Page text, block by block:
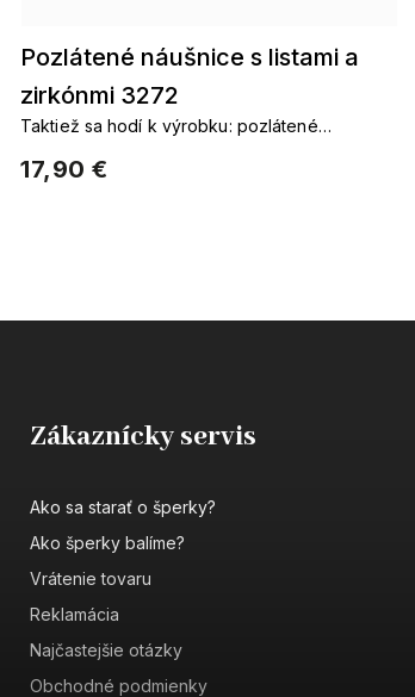
Pozlátené náušnice s listami a
zirkónmi 3272
17,90 €
Taktiež sa hodí k výrobku: pozlátené
Zákaznícky servis
Ako sa starať o šperky?
Ako šperky balíme?
Vrátenie tovaru
Reklamácia
Najčastejšie otázky
Obchodné podmienky